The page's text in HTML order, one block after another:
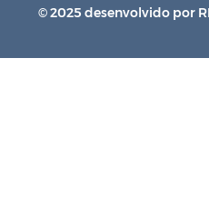
© 2025 desenvolvido por